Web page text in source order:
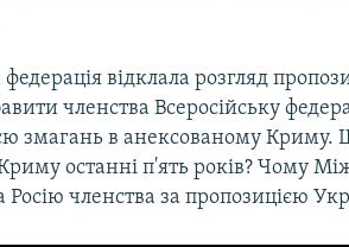
відклала розгляд
членства Всеросійську
змагань в анексованому Криму.
останні п'ять років? Чому
Росію членства за пропозицією